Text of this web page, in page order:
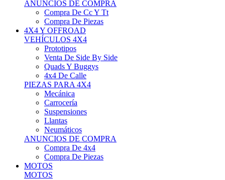
Compra De Piezas
4X4 Y OFFROAD
VEHÍCULOS 4X4
Prototipos
Venta De Side By Side
Quads Y Buggys
4x4 De Calle
PIEZAS PARA 4X4
Mecánica
Carrocería
Suspensiones
Llantas
Neumáticos
ANUNCIOS DE COMPRA
Compra De 4x4
Compra De Piezas
MOTOS
MOTOS
Motos De Circuito